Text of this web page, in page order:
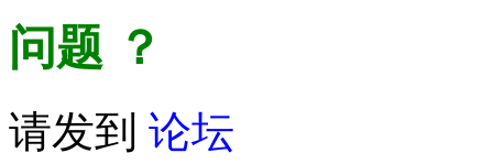
问题 ？
请发到 论坛